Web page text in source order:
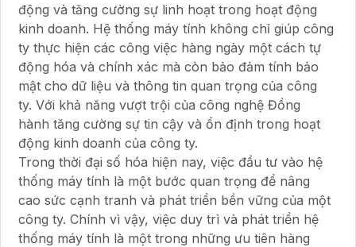
động và tăng cường sự linh hoạt trong hoạt động
kinh doanh. Hệ thống máy tính không chỉ giúp công
ty thực hiện các công việc hàng ngày một cách tự
động hóa và chính xác mà còn bảo đảm tính bảo
mật cho dữ liệu và thông tin quan trọng của công
ty. Với khả năng vượt trội của công nghệ Đồng
hành tăng cường sự tin cậy và ổn định trong hoạt
động kinh doanh của công ty.
Trong thời đại số hóa hiện nay, việc đầu tư vào hệ
thống máy tính là một bước quan trọng để nâng
cao sức cạnh tranh và phát triển bền vững của một
công ty. Chính vì vậy, việc duy trì và phát triển hệ
thống máy tính là một trong những ưu tiên hàng